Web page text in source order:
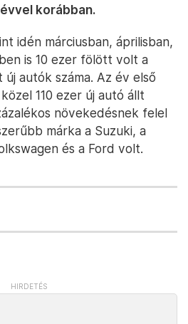
korábban.
idén márciusban, áprilisban,
is 10 ezer fölött volt a
autók száma. Az év első
110 ezer új autó állt
növekedésnek felel
márka a Suzuki, a
és a Ford volt.